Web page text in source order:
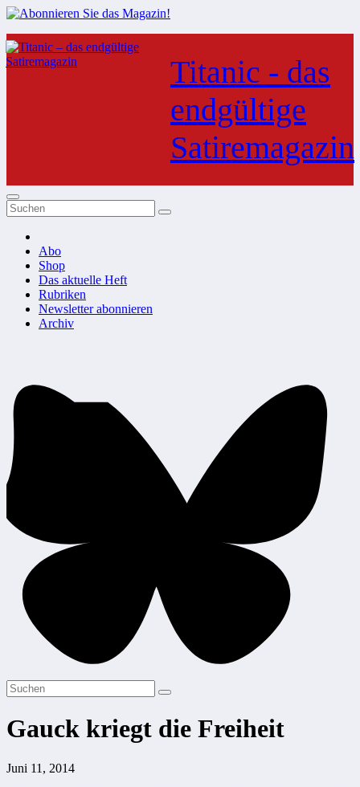
Zum
Inhalt
springen
Titanic - das
endgültige
Satiremagazin
Abo
Shop
Das aktuelle Heft
Rubriken
Newsletter abonnieren
Archiv
Gauck kriegt die Freiheit
Juni 11, 2014